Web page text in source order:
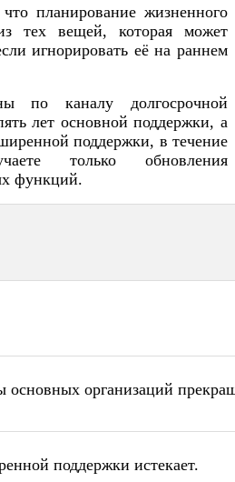
планирование жизненного
тех вещей, которая может
игнорировать её на раннем
по каналу долгосрочной
лет основной поддержки, а
поддержки, в течение
только обновления
функций.
основных организаций
поддержки истекает.